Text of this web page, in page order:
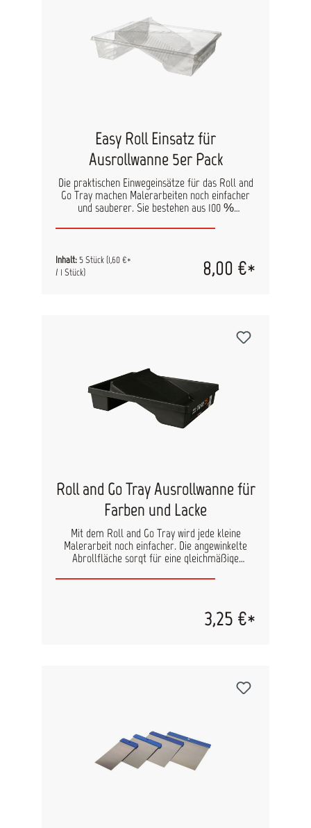
Easy Roll Einsatz für
Ausrollwanne 5er Pack
Die praktischen Einwegeinsätze für das Roll and
Go Tray machen Malerarbeiten noch einfacher
und sauberer. Sie bestehen aus 100 %
beide Fächer der Ausrollwanne gefertigt. Nach
wodurch zeitaufwendiges Reinigen entfällt.
Perfekt, um Farben sauber voneinander zu
und Reinigung Sauberer Farbwechsel ohne
Inhalt:5 Stück(1,60 €*
/ 1 Stück)
8,00 €*
Roll and Go Tray Ausrollwanne für
Farben und Lacke
Mit dem Roll and Go Tray wird jede kleine
Malerarbeit noch einfacher. Die angewinkelte
Abrollfläche sorgt für eine gleichmäßige
überschüssige Farbe direkt ins Reservoir
bequem am Rand eingehängt oder im zweiten
Fach abgelegt werden, sodass Sie parallel mit
Einwegeinsätze finden Sie im Bereich Zubehör.
Diese Einwegeinsätze aus 100 % recyceltem
Hand zu halten Zwei praktische Fächer für
Pinsel und Roller Angewinkelte Abrollfläche für
perfekte Farbverteilung Mit Einwegeinsätzen aus
3,25 €*